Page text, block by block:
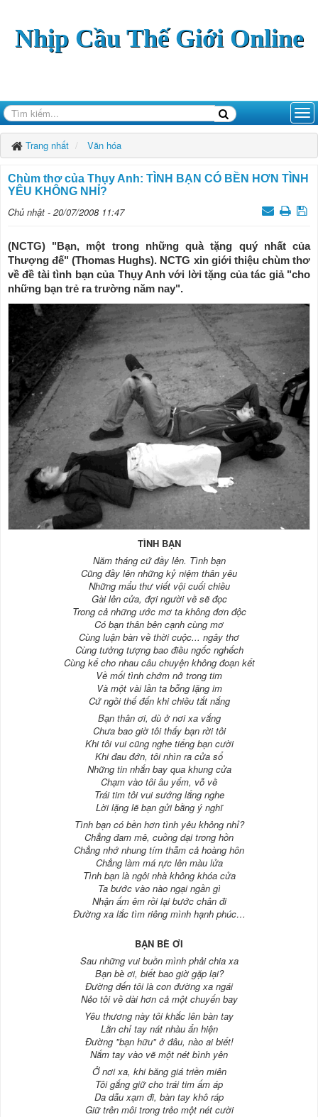
Nhịp Cầu Thế Giới Online
Trang nhất Văn hóa
Chùm thơ của Thụy Anh: TÌNH BẠN CÓ BỀN HƠN TÌNH
YÊU KHÔNG NHỈ?
Chủ nhật - 20/07/2008 11:47
(NCTG) "Bạn, một trong những quà tặng quý nhất của
Thượng đế" (Thomas Hughs). NCTG xin giới thiệu chùm thơ
về đề tài tình bạn của Thụy Anh với lời tặng của tác giả "cho
những bạn trẻ ra trường năm nay".
TÌNH BẠN
Năm tháng cứ đầy lên. Tình bạn
Cũng đầy lên những kỷ niệm thân yêu
Những mẩu thư viết vội cuối chiều
Gài lên cửa, đợi người về sẽ đọc
Trong cả những ước mơ ta không đơn độc
Có bạn thân bên cạnh cùng mơ
Cùng luận bàn về thời cuộc... ngây thơ
Cùng tưởng tượng bao điều ngốc nghếch
Cùng kể cho nhau câu chuyện không đoạn kết
Về mối tình chớm nở trong tim
Và một vài lần ta bỗng lặng im
Cứ ngồi thế đến khi chiều tắt nắng
Bạn thân ơi, dù ở nơi xa vắng
Chưa bao giờ tôi thấy bạn rời tôi
Khi tôi vui cũng nghe tiếng bạn cười
Khi đau đớn, tôi nhìn ra cửa sổ
Những tin nhắn bay qua khung cửa
Chạm vào tôi âu yếm, vỗ về
Trái tim tôi vui sướng lắng nghe
Lời lặng lẽ bạn gửi bằng ý nghĩ
Tình bạn có bền hơn tình yêu không nhỉ?
Chẳng đam mê, cuồng dại trong hồn
Chẳng nhớ nhung tím thẫm cả hoàng hôn
Chẳng làm má rực lên màu lửa
Tình bạn là ngôi nhà không khóa cửa
Ta bước vào nào ngại ngần gì
Nhận ấm êm rồi lại bước chân đi
Đường xa lắc tìm riêng mình hạnh phúc…
BẠN BÈ ƠI
Sau những vui buồn mình phải chia xa
Bạn bè ơi, biết bao giờ gặp lại?
Đường đến tôi là con đường xa ngái
Nẻo tôi về dài hơn cả một chuyến bay
Yêu thương này tôi khắc lên bàn tay
Lằn chỉ tay nát nhàu ẩn hiện
Đường "bạn hữu" ở đâu, nào ai biết!
Nắm tay vào vẽ một nét bình yên
Ở nơi xa, khi băng giá triền miên
Tôi gắng giữ cho trái tim ấm áp
Da dẫu xạm đi, bàn tay khô ráp
Giữ trên môi trong trẻo một nét cười